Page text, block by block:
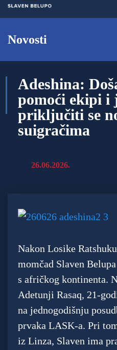
Novosti
Adeshina:
pomoći ekipi i
priključiti se
suigračima
26.06.2026.
Nakon Losike
momčad Slaven
s afričkog kontinenta.
Adetunji Rasaq, 21-
na jednogodišnju
prvaka LASK-a. Pri
iz Linza, Slaven ima